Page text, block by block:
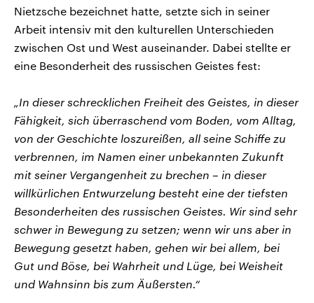
Nietzsche bezeichnet hatte, setzte sich in seiner
Arbeit intensiv mit den kulturellen Unterschieden
zwischen Ost und West auseinander. Dabei stellte er
eine Besonderheit des russischen Geistes fest:
„In dieser schrecklichen Freiheit des Geistes, in dieser
Fähigkeit, sich überraschend vom Boden, vom Alltag,
von der Geschichte loszureißen, all seine Schiffe zu
verbrennen, im Namen einer unbekannten Zukunft
mit seiner Vergangenheit zu brechen – in dieser
willkürlichen Entwurzelung besteht eine der tiefsten
Besonderheiten des russischen Geistes. Wir sind sehr
schwer in Bewegung zu setzen; wenn wir uns aber in
Bewegung gesetzt haben, gehen wir bei allem, bei
Gut und Böse, bei Wahrheit und Lüge, bei Weisheit
und Wahnsinn bis zum Äußersten.“